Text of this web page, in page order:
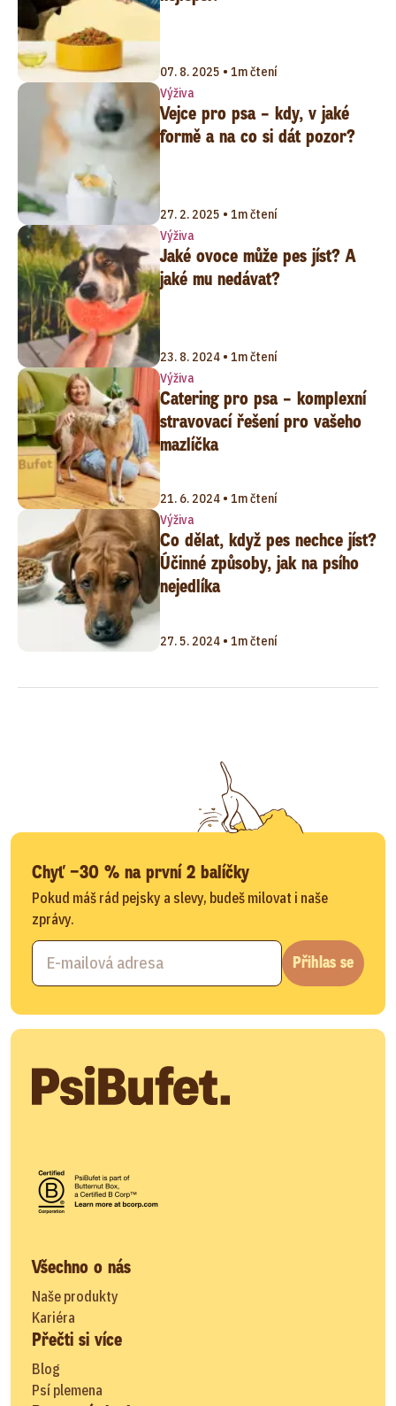
07. 8. 2025 • 1m čtení
Výživa
Vejce pro psa – kdy, v jaké
formě a na co si dát pozor?
27. 2. 2025 • 1m čtení
Výživa
Jaké ovoce může pes jíst? A
jaké mu nedávat?
23. 8. 2024 • 1m čtení
Výživa
Catering pro psa – komplexní
stravovací řešení pro vašeho
mazlíčka
21. 6. 2024 • 1m čtení
Výživa
Co dělat, když pes nechce jíst?
Účinné způsoby, jak na psího
nejedlíka
27. 5. 2024 • 1m čtení
Chyť −30 % na první 2 balíčky
Pokud máš rád pejsky a slevy, budeš milovat i naše
zprávy.
Přihlas se
Všechno o nás
Naše produkty
Kariéra
Přečti si více
Blog
Psí plemena